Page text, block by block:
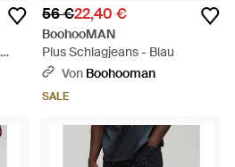
56 €22,40 €
BoohooMAN
Plus Schlagjeans - Blau
Von Boohooman
SALE